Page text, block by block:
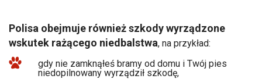
Polisa obejmuje również szkody wyrządzone
wskutek rażącego niedbalstwa, na przykład:
gdy nie zamknąłeś bramy od domu i Twój pies
niedopilnowany wyrządził szkodę,